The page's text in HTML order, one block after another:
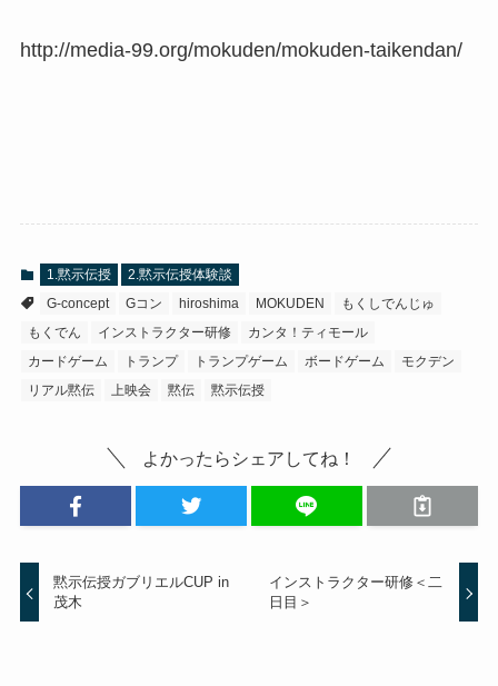
http://media-99.org/mokuden/mokuden-taikendan/
1.黙示伝授
2.黙示伝授体験談
G-concept
Gコン hiroshima MOKUDEN
もくしでんじゅ
もくでん
インストラクター研修
カンタ！ティモール
カードゲーム
トランプ トランプゲーム ボードゲーム
モクデン
リアル黙伝
上映会 黙伝 黙示伝授
よかったらシェアしてね！
黙示伝授ガブリエルCUP in
茂木
インストラクター研修＜二
日目＞